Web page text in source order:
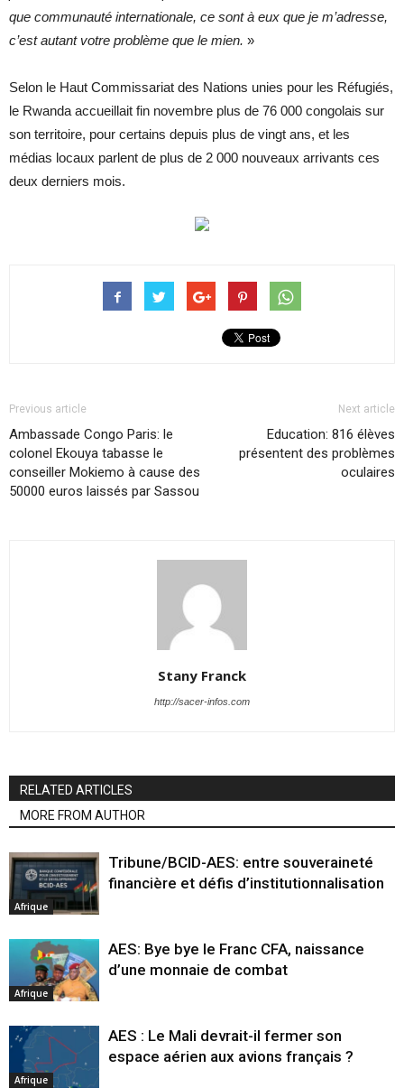
que communauté internationale, ce sont à eux que je m’adresse,
c’est autant votre problème que le mien. »
Selon le Haut Commissariat des Nations unies pour les Réfugiés,
le Rwanda accueillait fin novembre plus de 76 000 congolais sur
son territoire, pour certains depuis plus de vingt ans, et les
médias locaux parlent de plus de 2 000 nouveaux arrivants ces
deux derniers mois.
Previous article
Ambassade Congo Paris: le
colonel Ekouya tabasse le
conseiller Mokiemo à cause des
50000 euros laissés par Sassou
Next article
Education: 816 élèves
présentent des problèmes
oculaires
Stany Franck
http://sacer-infos.com
RELATED ARTICLES
MORE FROM AUTHOR
Afrique
Tribune/BCID-AES: entre souveraineté
financière et défis d’institutionnalisation
Afrique
AES: Bye bye le Franc CFA, naissance
d’une monnaie de combat
Afrique
AES : Le Mali devrait-il fermer son
espace aérien aux avions français ?